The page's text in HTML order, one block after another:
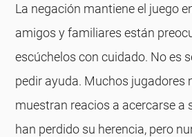
La negación mantiene el juego
amigos y familiares están
escúchelos con cuidado. No es
pedir ayuda. Muchos jugadores
muestran reacios a acercarse a
han perdido su herencia, pero